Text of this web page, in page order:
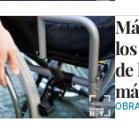
de